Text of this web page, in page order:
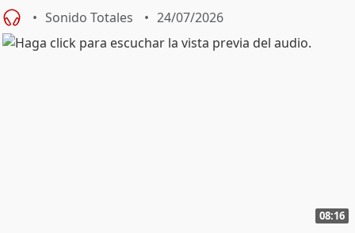
Sonido Totales 24/07/2026
08:16